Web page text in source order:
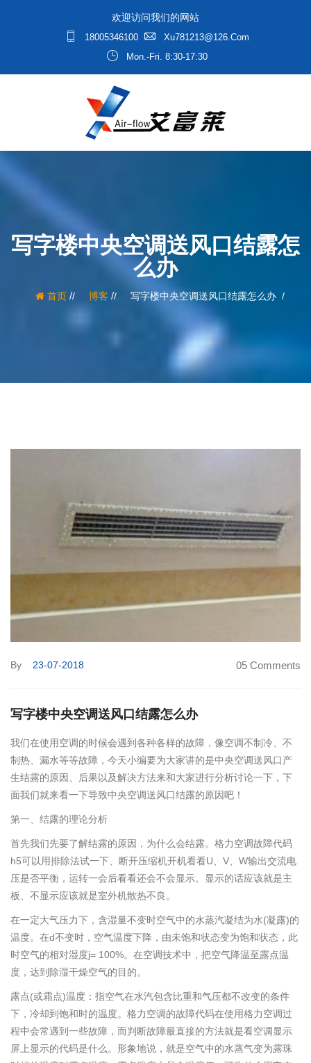
欢迎访问我们的网站
18005346100
Xu781213@126.com
Mon.-Fri. 8:30-17:30
写字楼中央空调送风口结露怎
么办
首页/ 博客 / 写字楼中央空调送风口结露怎么办
By 23-07-2018 05 Comments
写字楼中央空调送风口结露怎么办
我们在使用空调的时候会遇到各种各样的故障，像空调不制冷、不
制热、漏水等等故障，今天小编要为大家讲的是中央空调送风口产
生结露的原因、后果以及解决方法来和大家进行分析讨论一下，下
面我们就来看一下导致中央空调送风口结露的原因吧！
第一、结露的理论分析
首先我们先要了解结露的原因，为什么会结露。格力空调故障代码
h5可以用排除法试一下、断开压缩机开机看看U、V、W输出交流电
压是否平衡，运转一会后看看还会不会显示。显示的话应该就是主
板、不显示应该就是室外机散热不良。
在一定大气压力下，含湿量不变时空气中的水蒸汽凝结为水(凝露)的
温度。在d不变时，空气温度下降，由未饱和状态变为饱和状态，此
时空气的相对湿度j= 100%。在空调技术中，把空气降温至露点温
度，达到除湿干燥空气的目的。
露点(或霜点)温度：指空气在水汽包含比重和气压都不改变的条件
下，冷却到饱和时的温度。格力空调的故障代码在使用格力空调过
程中会常遇到一些故障，而判断故障最直接的方法就是看空调显示
屏上显示的代码是什么。形象地说，就是空气中的水蒸气变为露珠